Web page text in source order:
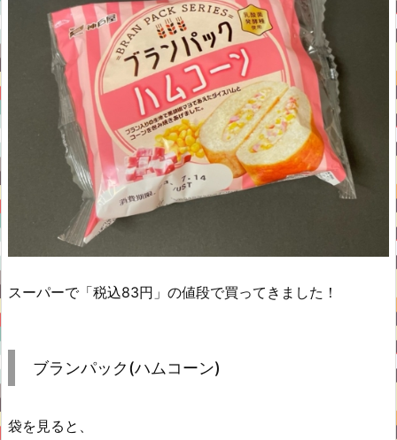
スーパーで「税込83円」の値段で買ってきました！
ブランパック(ハムコーン)
袋を見ると、